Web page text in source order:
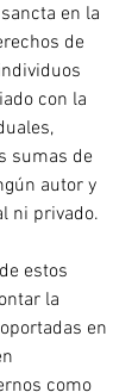
en la
de
con la
sumas de
autor y
ni privado.
estos
la
en
como